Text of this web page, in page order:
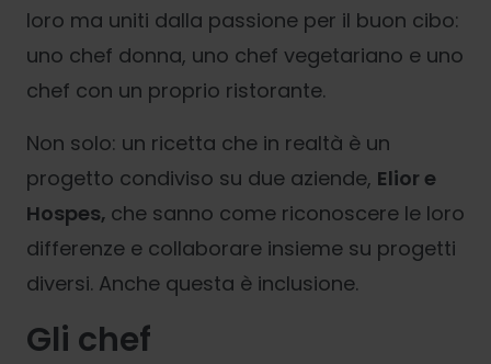
loro ma uniti dalla passione per il buon cibo:
uno chef donna, uno chef vegetariano e uno
chef con un proprio ristorante.
Non solo: un ricetta che in realtà è un
progetto condiviso su due aziende, Elior e
Hospes, che sanno come riconoscere le loro
differenze e collaborare insieme su progetti
diversi. Anche questa è inclusione.
Gli chef